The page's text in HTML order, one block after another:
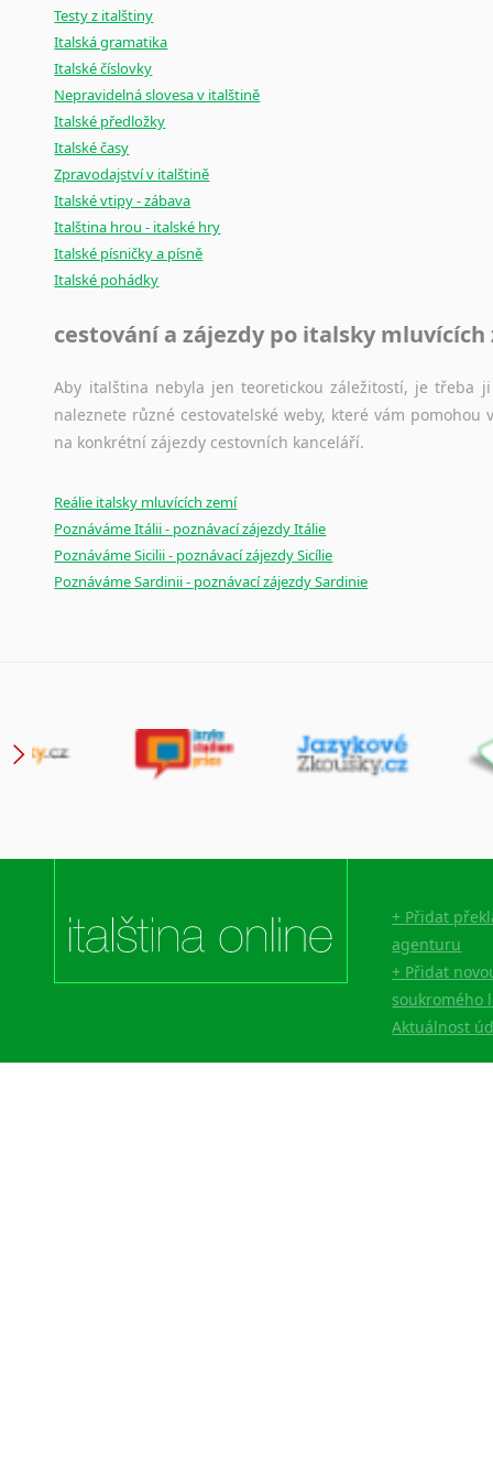
Testy z italštiny
Italská gramatika
Italské číslovky
Nepravidelná slovesa v italštině
Italské předložky
Italské časy
Zpravodajství v italštině
Italské vtipy - zábava
Italština hrou - italské hry
Italské písničky a písně
Italské pohádky
cestování a zájezdy po italsky mluvících
Aby italština nebyla jen teoretickou záležitostí, je třeba
naleznete různé cestovatelské weby, které vám
na konkrétní zájezdy cestovních kanceláří.
Reálie italsky mluvících zemí
Poznáváme Itálii - poznávací zájezdy Itálie
Poznáváme Sicilii - poznávací zájezdy Sicílie
Poznáváme Sardinii - poznávací zájezdy Sardinie
+ Přidat
agenturu
+ Přidat
soukromého
Aktuálnost